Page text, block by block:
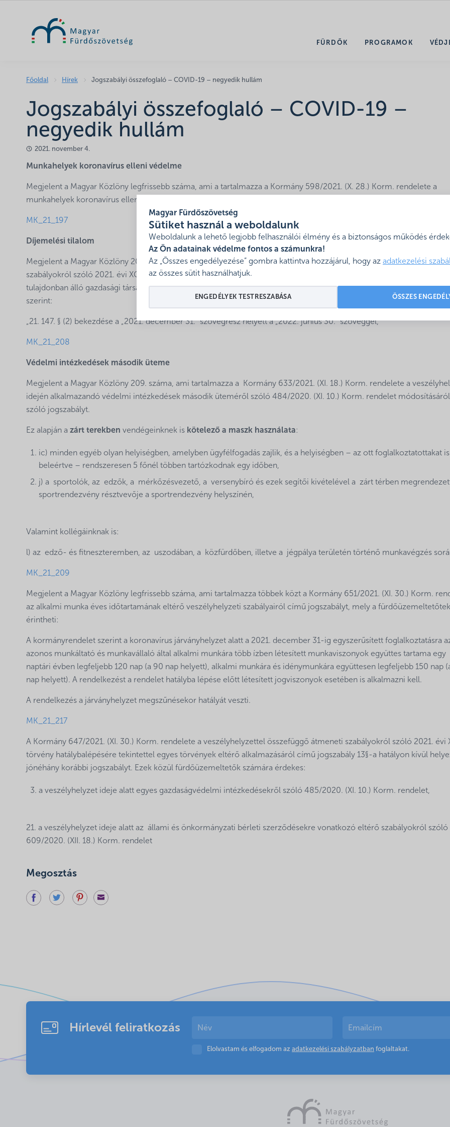
Magyar Fürdőszövetség
Sütiket használ a weboldalunk
Weboldalunk a lehető legjobb felhasználói élmény és a biztonságos működés
Az Ön adatainak védelme fontos a számunkra!
Az „Összes engedélyezése” gombra kattintva hozzájárul, hogy az adatkezelési
az összes sütit használhatjuk.
ÖSSZES
ENGEDÉLYEK TESTRESZABÁSA
FÜRDŐK PROGRAMOK
Főoldal Hírek Jogszabályi összefoglaló – COVID-19 – negyedik hullám
Jogszabályi összefoglaló – COVID-19 –
negyedik hullám
2021. november 4.
Munkahelyek koronavírus elleni védelme
Megjelent a Magyar Közlöny legfrissebb száma, ami a tartalmazza a Kormány 598/2021. (X. 28.) Korm. rendelete a
munkahelyek koronavírus elleni védelméről című jogszabályt is.
MK_21_197
Díjemelési tilalom
Megjelent a Magyar Közlöny 208. száma, ami tartalmazza a 2021. évi CXV. törvény a veszélyhelyzettel összefüggő
szabályokról szóló 2021. évi XCIX. törvény hatálybalépéséről című jogszabályt is. Sajnos ezen törvény az
tulajdonban álló gazdasági társaságok részére jelenleg is fennálló díjemelési tilalmat is kitolja 2022. június 30-ig az
szerint:
„21. 147. § (2) bekezdése a „2021. december 31.” szövegrész helyett a „2022. június 30.” szöveggel,”
MK_21_208
Védelmi intézkedések második üteme
Megjelent a Magyar Közlöny 209. száma, ami tartalmazza a Kormány 633/2021. (XI. 18.) Korm. rendelete a
idején alkalmazandó védelmi intézkedések második üteméről szóló 484/2020. (XI. 10.) Korm. rendelet módosításáról
szóló jogszabályt.
Ez alapján a zárt terekben vendégeinknek is kötelező a maszk használata:
ic) minden egyéb olyan helyiségben, amelyben ügyfélfogadás zajlik, és a helyiségben – az ott foglalkoztatottakat is
beleértve – rendszeresen 5 főnél többen tartózkodnak egy időben,
j) a sportolók, az edzők, a mérkőzésvezető, a versenybíró és ezek segítői kivételével a zárt térben
sportrendezvény résztvevője a sportrendezvény helyszínén,
Valamint kollégáinknak is:
l) az edző- és fitneszteremben, az uszodában, a közfürdőben, illetve a jégpálya területén történő munkavégzés
MK_21_209
Megjelent a Magyar Közlöny legfrissebb száma, ami tartalmazza többek közt a Kormány 651/2021. (XI. 30.) Korm.
az alkalmi munka éves időtartamának eltérő veszélyhelyzeti szabályairól című jogszabályt, mely a
érintheti:
A kormányrendelet szerint a koronavírus járványhelyzet alatt a 2021. december 31-ig egyszerűsített foglalkoztatásra
azonos munkáltató és munkavállaló által alkalmi munkára több ízben létesített munkaviszonyok együttes tartama egy
naptári évben legfeljebb 120 nap (a 90 nap helyett), alkalmi munkára és idénymunkára együttesen legfeljebb 150 nap
nap helyett). A rendelkezést a rendelet hatályba lépése előtt létesített jogviszonyok esetében is alkalmazni kell.
A rendelkezés a járványhelyzet megszűnésekor hatályát veszti.
MK_21_217
A Kormány 647/2021. (XI. 30.) Korm. rendelete a veszélyhelyzettel összefüggő átmeneti szabályokról szóló 2021. évi
törvény hatálybalépésére tekintettel egyes törvények eltérő alkalmazásáról című jogszabály 13§-a hatályon kívül
jónéhány korábbi jogszabályt. Ezek közül fürdőüzemeltetők számára érdekes:
a veszélyhelyzet ideje alatt egyes gazdaságvédelmi intézkedésekről szóló 485/2020. (XI. 10.) Korm. rendelet,
21. a veszélyhelyzet ideje alatt az állami és önkormányzati bérleti szerződésekre vonatkozó eltérő szabályokról szóló
609/2020. (XII. 18.) Korm. rendelet
Megosztás
Hírlevél feliratkozás
Elolvastam és elfogadom az adatkezelési szabályzatban foglaltakat.